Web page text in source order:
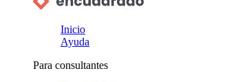
Inicio
Ayuda
Para consultantes